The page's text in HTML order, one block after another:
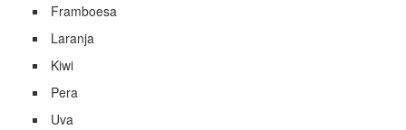
Framboesa
Laranja
Kiwi
Pera
Uva